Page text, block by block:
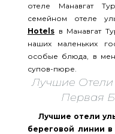
отеле Манавгат
семейном отеле
Hotelsв Манавгат
наших маленьких
особые блюда, в
супов-пюре.
Лучшие Отели
Первая
Лучшие отели
береговой линии